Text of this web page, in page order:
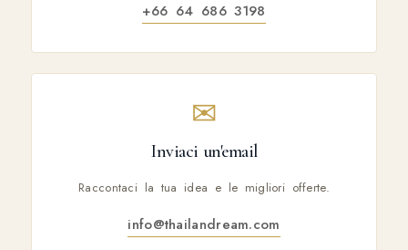
+66 64 686 3198
✉
Inviaci un'email
Raccontaci la tua idea e le migliori offerte.
info@thailandream.com